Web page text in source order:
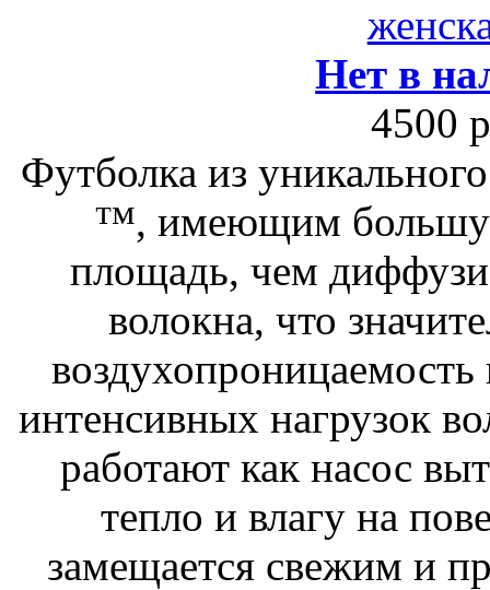
Нет в
4500
Футболка из
™, имеющим
площадь, чем
волокна, что
интенсивных нагрузок
работают как насос
тепло и влагу на
замещается свежим и